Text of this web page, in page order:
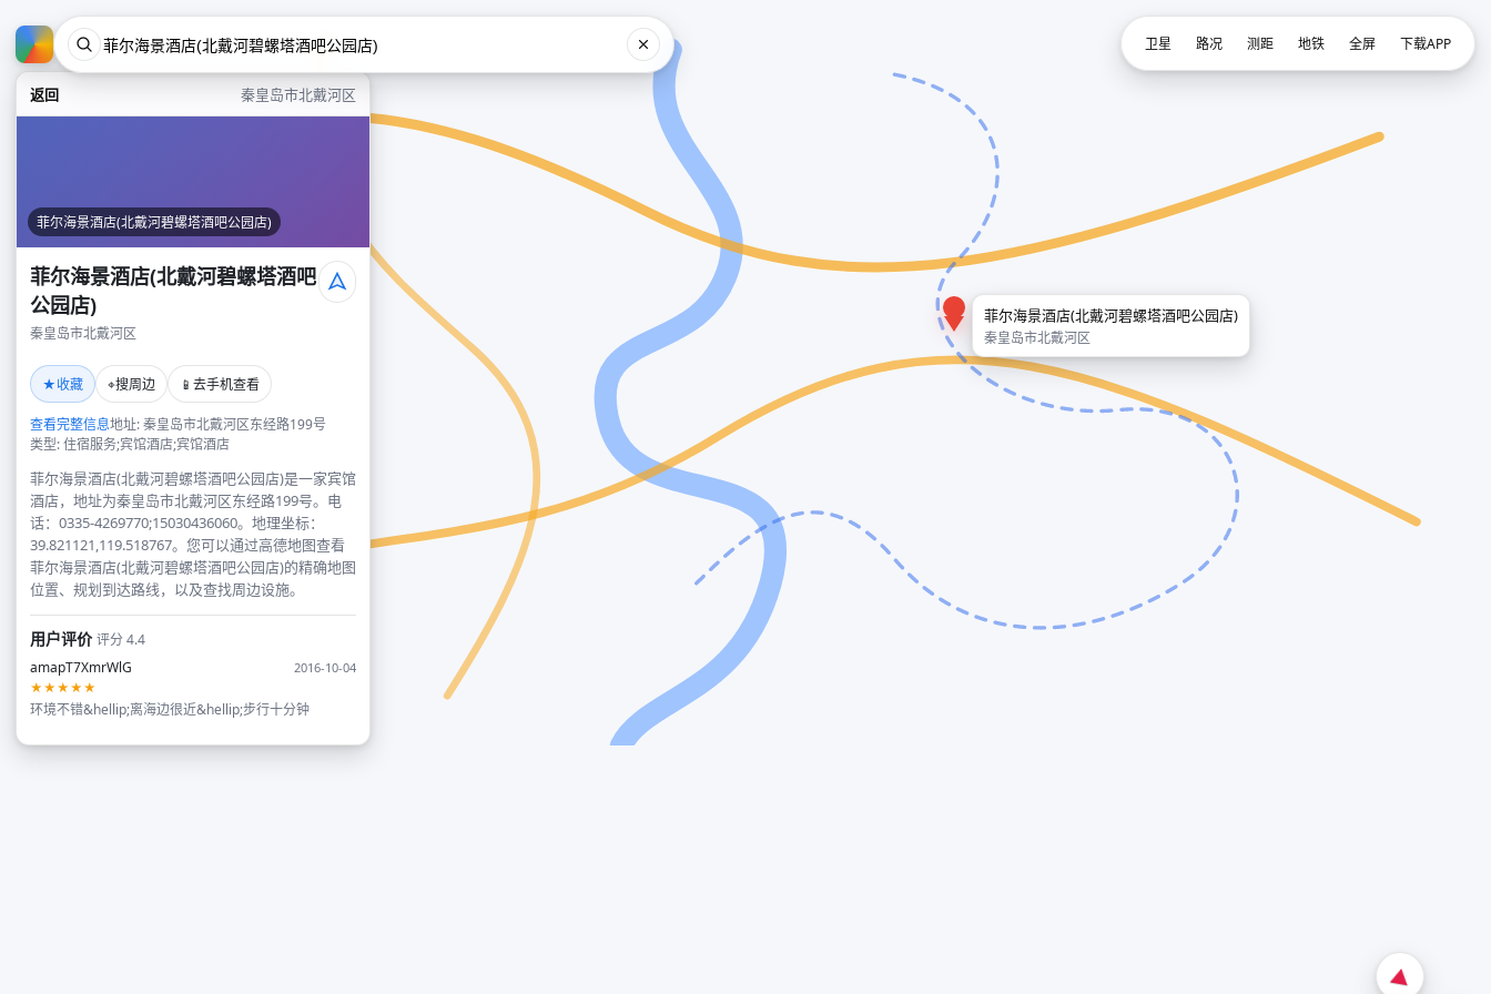
返回 秦皇岛市北戴河区
菲尔海景酒店(北戴河碧螺塔酒吧公园店)
菲尔海景酒店(北戴河碧螺塔酒吧
公园店)
秦皇岛市北戴河区
★收藏 ⌖搜周边 📱 去手机查看
查看完整信息地址: 秦皇岛市北戴河区东经路199号
类型: 住宿服务;宾馆酒店;宾馆酒店
菲尔海景酒店(北戴河碧螺塔酒吧公园店)是一家宾馆
酒店，地址为秦皇岛市北戴河区东经路199号。电
话：0335-4269770;15030436060。地理坐标：
39.821121,119.518767。您可以通过高德地图查看
菲尔海景酒店(北戴河碧螺塔酒吧公园店)的精确地图
位置、规划到达路线，以及查找周边设施。
用户评价评分 4.4
amapT7XmrWlG
2016-10-04
★★★★★
环境不错&hellip;离海边很近&hellip;步行十分钟
菲尔海景酒店(北戴河碧螺塔酒吧公园店)
秦皇岛市北戴河区
卫星 路况 测距 地铁 全屏 下载APP